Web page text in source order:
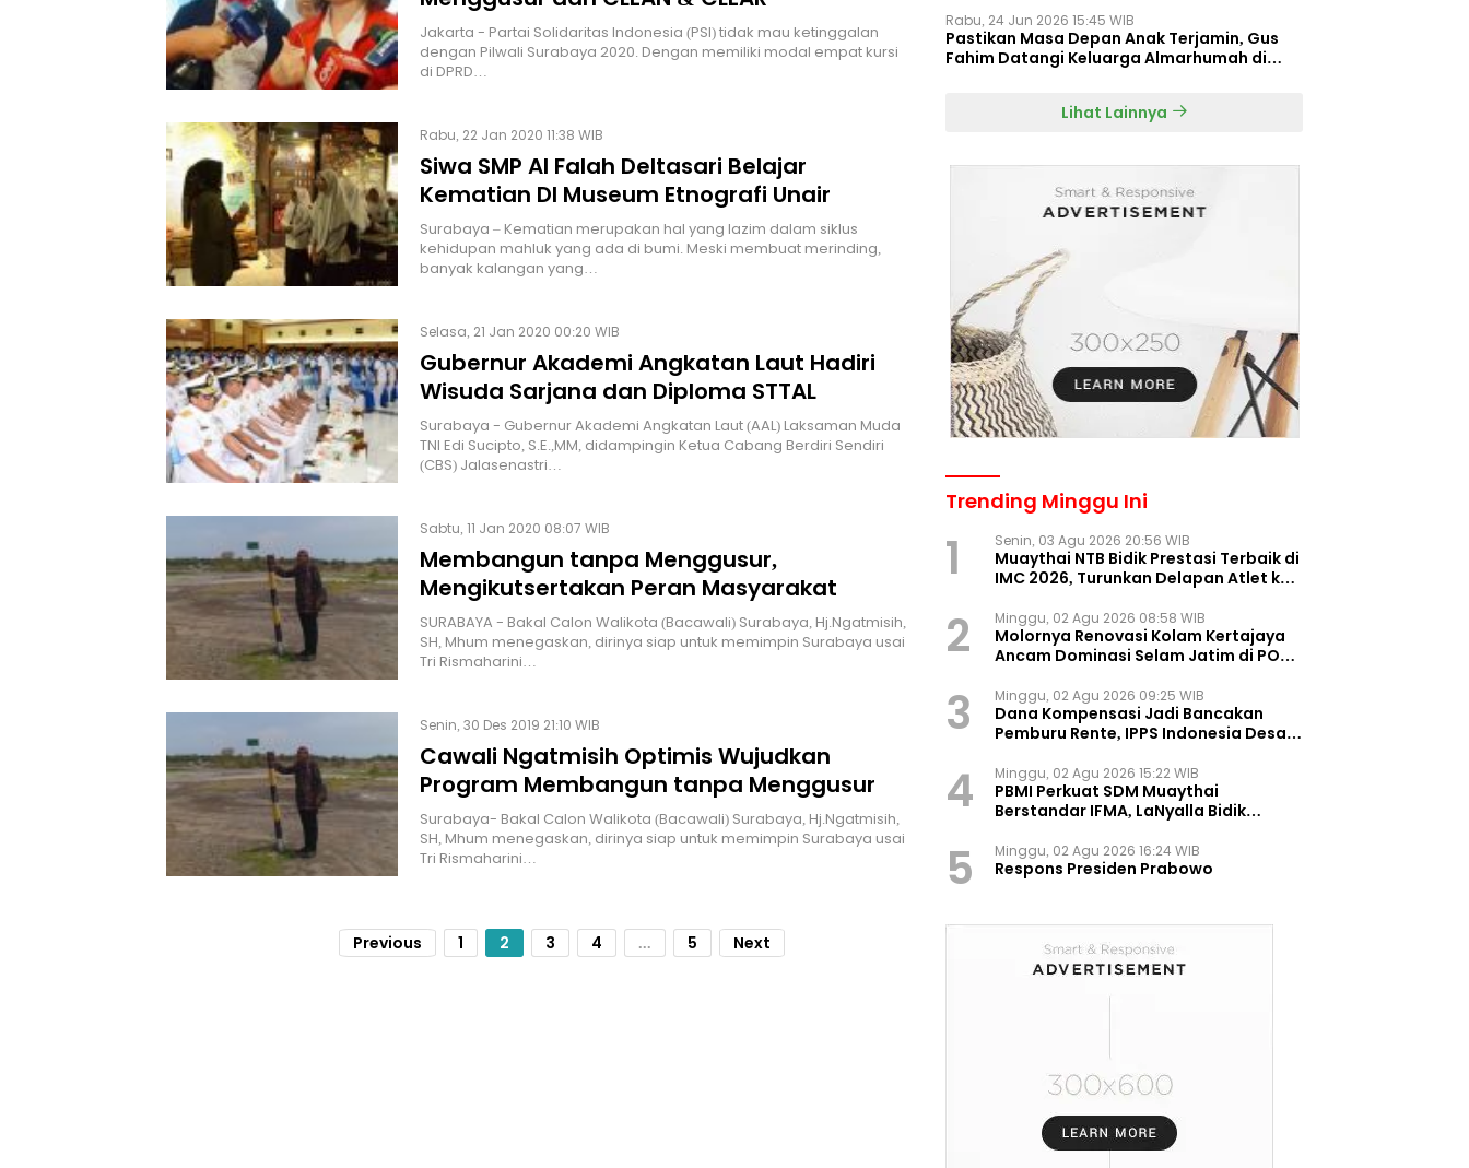
Jakarta - Partai Solidaritas Indonesia (PSI) tidak mau ketinggalan
dengan Pilwali Surabaya 2020. Dengan memiliki modal empat kursi
di DPRD…
Rabu, 22 Jan 2020 11:38 WIB
Siwa SMP Al Falah Deltasari Belajar
Kematian DI Museum Etnografi Unair
Surabaya – Kematian merupakan hal yang lazim dalam siklus
kehidupan mahluk yang ada di bumi. Meski membuat merinding,
banyak kalangan yang…
Selasa, 21 Jan 2020 00:20 WIB
Gubernur Akademi Angkatan Laut Hadiri
Wisuda Sarjana dan Diploma STTAL
Surabaya - Gubernur Akademi Angkatan Laut (AAL) Laksaman Muda
TNI Edi Sucipto, S.E.,MM, didampingin Ketua Cabang Berdiri Sendiri
(CBS) Jalasenastri…
Sabtu, 11 Jan 2020 08:07 WIB
Membangun tanpa Menggusur,
Mengikutsertakan Peran Masyarakat
SURABAYA - Bakal Calon Walikota (Bacawali) Surabaya, Hj.Ngatmisih,
SH, Mhum menegaskan, dirinya siap untuk memimpin Surabaya usai
Tri Rismaharini…
Senin, 30 Des 2019 21:10 WIB
Cawali Ngatmisih Optimis Wujudkan
Program Membangun tanpa Menggusur
Surabaya- Bakal Calon Walikota (Bacawali) Surabaya, Hj.Ngatmisih,
SH, Mhum menegaskan, dirinya siap untuk memimpin Surabaya usai
Tri Rismaharini…
Previous 1 2 3 4 ... 5 Next
Rabu, 24 Jun 2026 15:45 WIB
Pastikan Masa Depan Anak Terjamin, Gus
Fahim Datangi Keluarga Almarhumah di
Lihat Lainnya
Trending Minggu Ini
1 Senin, 03 Agu 2026 20:56 WIB
Muaythai NTB Bidik Prestasi Terbaik di
IMC 2026, Turunkan Delapan Atlet ke
2 Minggu, 02 Agu 2026 08:58 WIB
Molornya Renovasi Kolam Kertajaya
Ancam Dominasi Selam Jatim di PON
3 Minggu, 02 Agu 2026 09:25 WIB
Dana Kompensasi Jadi Bancakan
Pemburu Rente, IPPS Indonesia Desak
Permanen
4 Minggu, 02 Agu 2026 15:22 WIB
PBMI Perkuat SDM Muaythai
Berstandar IFMA, LaNyalla Bidik
5 Minggu, 02 Agu 2026 16:24 WIB
Respons Presiden Prabowo